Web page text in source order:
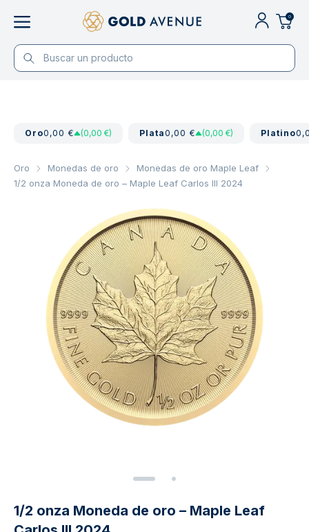
0
Oro0,00 € (0,00 €) Plata0,00 € (0,00 €) Platino
Oro Monedas de oro
Monedas de oro Maple Leaf
1/2 onza Moneda de oro – Maple Leaf Carlos III 2024
1/2 onza Moneda de oro – Maple Leaf